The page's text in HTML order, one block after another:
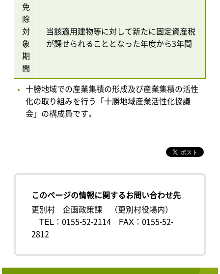
免
除
対
象
期
間
当該適用建物等に対して新たに固定資産税
が課せられることとなった年度から3年間
十勝地域での産業集積の形成及び産業集積の活性
化の取り組みを行う「十勝地域産業活性化協議
会」の構成員です。
このページの情報に関するお問い合わせ先
更別村 企画政策課 （更別村役場内）
TEL：0155-52-2114
FAX：0155-52-
2812